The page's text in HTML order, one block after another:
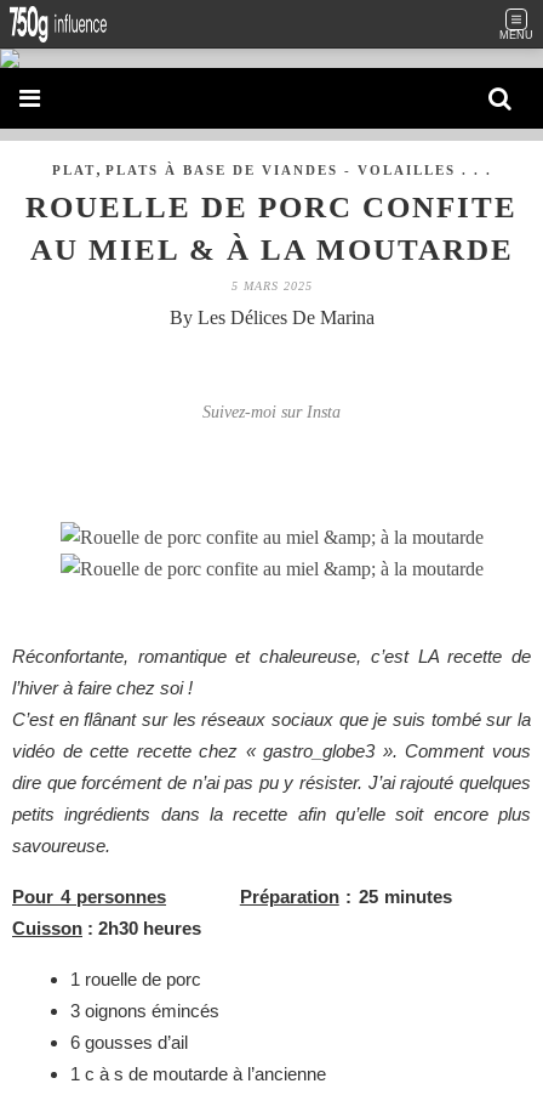
MENU
PLAT, PLATS À BASE DE VIANDES - VOLAILLES . . .
ROUELLE DE PORC CONFITE
AU MIEL & À LA MOUTARDE
5 MARS 2025
By Les Délices De Marina
Suivez-moi sur Insta
Réconfortante, romantique et chaleureuse, c’est LA recette de
l’hiver à faire chez soi !
C’est en flânant sur les réseaux sociaux que je suis tombé sur la
vidéo de cette recette chez « gastro_globe3 ». Comment vous
dire que forcément de n’ai pas pu y résister. J’ai rajouté quelques
petits ingrédients dans la recette afin qu’elle soit encore plus
savoureuse.
Pour 4 personnes Préparation: 25 minutes
Cuisson : 2h30 heures
1 rouelle de porc
3 oignons émincés
6 gousses d’ail
1 c à s de moutarde à l’ancienne